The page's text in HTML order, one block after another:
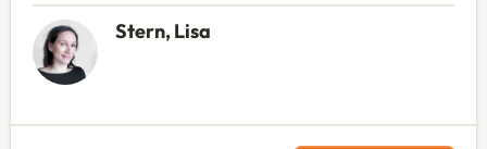
Stern, Lisa